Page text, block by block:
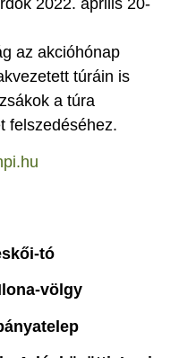
2022. április 20-
az akcióhónap
túráin is
a túra
felszedéséhez.
tó
völgy